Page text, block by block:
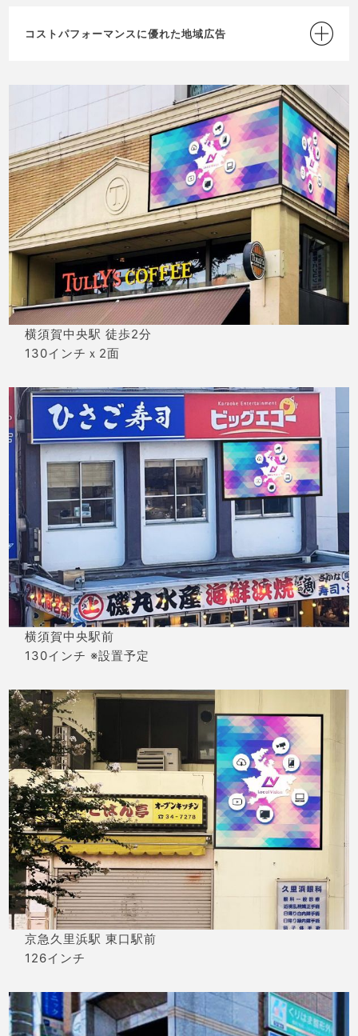
コストパフォーマンスに優れた地域広告
横須賀中央駅 徒歩2分
130インチｘ2面
横須賀中央駅前
130インチ ※設置予定
京急久里浜駅 東口駅前
126インチ